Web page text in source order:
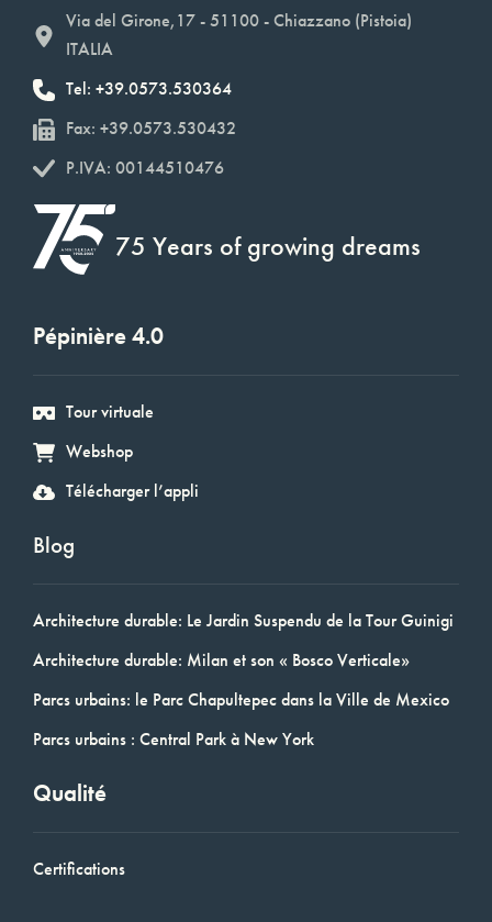
Via del Girone,17 - 51100 - Chiazzano (Pistoia)
ITALIA
Tel: +39.0573.530364
Fax: +39.0573.530432
P.IVA: 00144510476
75 Years of growing dreams
Pépinière 4.0
Tour virtuale
Webshop
Télécharger l’appli
Blog
Architecture durable: Le Jardin Suspendu de la Tour Guinigi
Architecture durable: Milan et son « Bosco Verticale»
Parcs urbains: le Parc Chapultepec dans la Ville de Mexico
Parcs urbains : Central Park à New York
Qualité
Certifications